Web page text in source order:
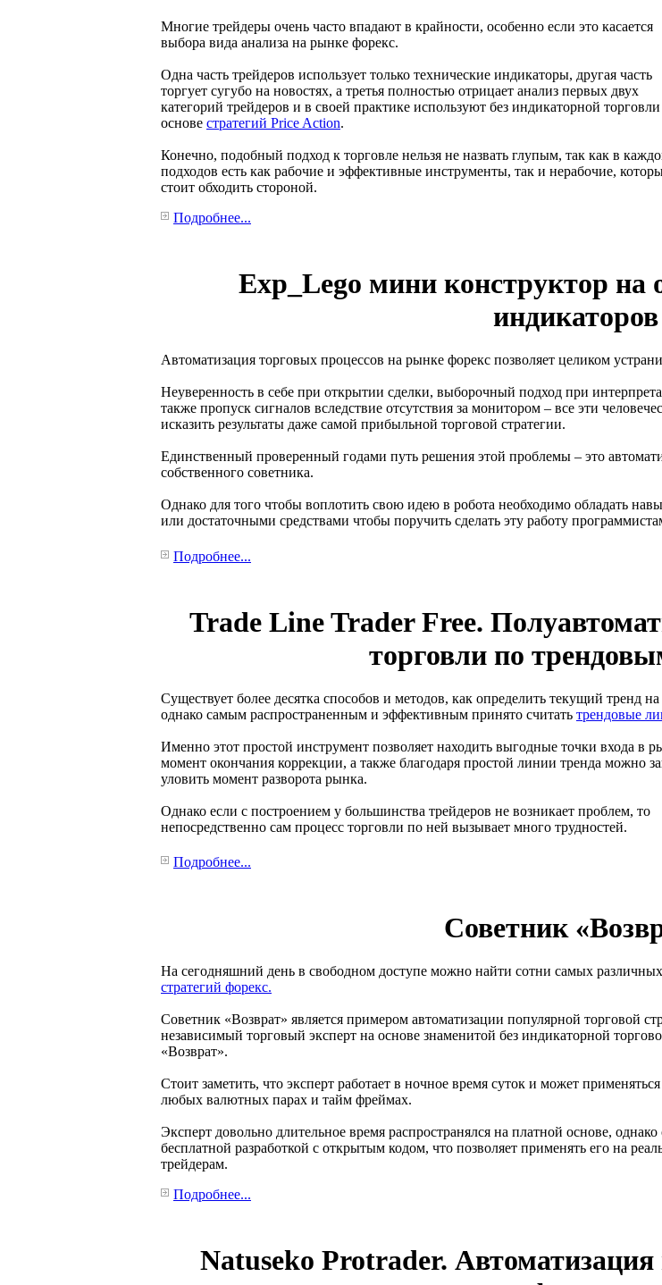
Многие трейдеры очень часто впадают в крайности, особенно если это касается
выбора вида анализа на рынке форекс.
Одна часть трейдеров использует только технические индикаторы, другая часть
торгует сугубо на новостях, а третья полностью отрицает анализ первых двух
категорий трейдеров и в своей практике используют без индикаторной
основе стратегий Price Action.
Конечно, подобный подход к торговле нельзя не назвать глупым, так как в
подходов есть как рабочие и эффективные инструменты, так и нерабочие,
стоит обходить стороной.
Подробнее...
Exp_Lego мини конструктор на
индикаторов
Автоматизация торговых процессов на рынке форекс позволяет целиком
Неуверенность в себе при открытии сделки, выборочный подход при
также пропуск сигналов вследствие отсутствия за монитором – все эти
исказить результаты даже самой прибыльной торговой стратегии.
Единственный проверенный годами путь решения этой проблемы – это
собственного советника.
Однако для того чтобы воплотить свою идею в робота необходимо обладать
или достаточными средствами чтобы поручить сделать эту работу
Подробнее...
Trade Line Trader Free.
торговли по
Существует более десятка способов и методов, как определить текущий тренд
однако самым распространенным и эффективным принято считать трендовые
Именно этот простой инструмент позволяет находить выгодные точки входа в
момент окончания коррекции, а также благодаря простой линии тренда можно
уловить момент разворота рынка.
Однако если с построением у большинства трейдеров не возникает проблем, то
непосредственно сам процесс торговли по ней вызывает много трудностей.
Подробнее...
Советник
На сегодняшний день в свободном доступе можно найти сотни самых различных
стратегий форекс.
Cоветник «Возврат» является примером автоматизации популярной торговой
независимый торговый эксперт на основе знаменитой без индикаторной
«Возврат».
Стоит заметить, что эксперт работает в ночное время суток и может
любых валютных парах и тайм фреймах.
Эксперт довольно длительное время распространялся на платной основе, однако
бесплатной разработкой с открытым кодом, что позволяет применять его на
трейдерам.
Подробнее...
Natuseko Protrader. Автоматизация